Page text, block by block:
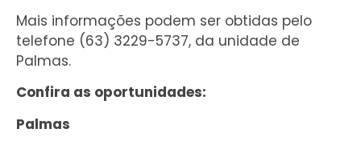
Mais informações podem ser obtidas pelo
telefone (63) 3229-5737, da unidade de
Palmas.
Confira as oportunidades:
Palmas